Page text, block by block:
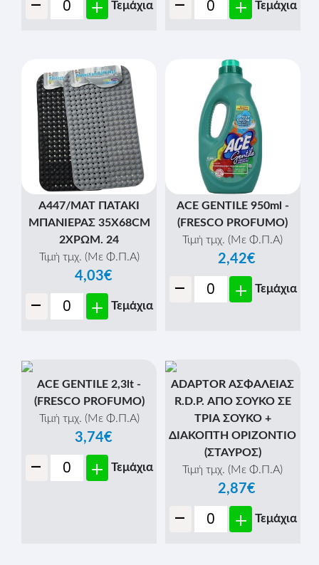
+ Τεμάχια + Τεμάχια
A447/MAT ΠΑΤΑΚΙ
ΜΠΑΝΙΕΡΑΣ 35X68CM
2ΧΡΩΜ. 24
Τιμή τμχ. (Με Φ.Π.Α)
4,03€
- + Τεμάχια
ACE GENTILE 950ml -
(FRESCO PROFUMO)
Τιμή τμχ. (Με Φ.Π.Α)
2,42€
- + Τεμάχια
ACE GENTILE 2,3lt -
(FRESCO PROFUMO)
Τιμή τμχ. (Με Φ.Π.Α)
3,74€
- + Τεμάχια
ADAPTOR ΑΣΦΑΛΕΙΑΣ
R.D.P. ΑΠΟ ΣΟΥΚΟ ΣΕ
ΤΡΙΑ ΣΟΥΚΟ +
ΔΙΑΚΟΠΤΗ ΟΡΙΖΟΝΤΙΟ
(ΣΤΑΥΡΟΣ)
Τιμή τμχ. (Με Φ.Π.Α)
2,87€
- + Τεμάχια